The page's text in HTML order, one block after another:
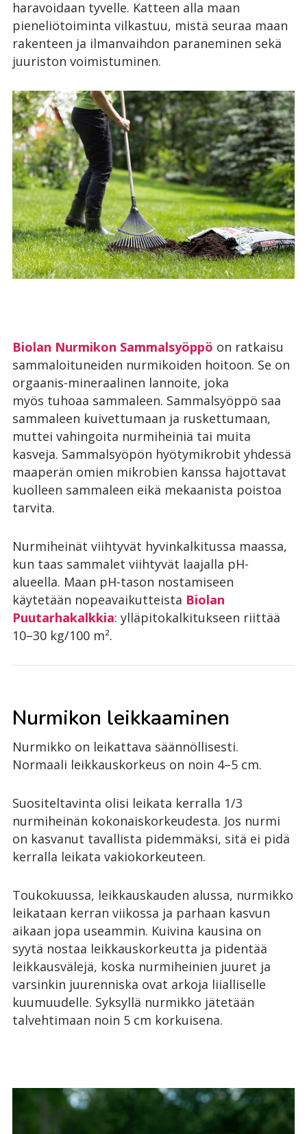
haravoidaan tyvelle. Katteen alla maan
pieneliötoiminta vilkastuu, mistä seuraa maan
rakenteen ja ilmanvaihdon paraneminen sekä
juuriston voimistuminen.
Biolan Nurmikon Sammalsyöppö on ratkaisu
sammaloituneiden nurmikoiden hoitoon. Se on
orgaanis-mineraalinen lannoite, joka
myös tuhoaa sammaleen. Sammalsyöppö saa
sammaleen kuivettumaan ja ruskettumaan,
muttei vahingoita nurmiheiniä tai muita
kasveja. Sammalsyöpön hyötymikrobit yhdessä
maaperän omien mikrobien kanssa hajottavat
kuolleen sammaleen eikä mekaanista poistoa
tarvita.
Nurmiheinät viihtyvät hyvinkalkitussa maassa,
kun taas sammalet viihtyvät laajalla pH-
alueella. Maan pH-tason nostamiseen
käytetään nopeavaikutteista Biolan
Puutarhakalkkia: ylläpitokalkitukseen riittää
10–30 kg/100 m².
Nurmikon leikkaaminen
Nurmikko on leikattava säännöllisesti.
Normaali leikkauskorkeus on noin 4–5 cm.
Suositeltavinta olisi leikata kerralla 1/3
nurmiheinän kokonaiskorkeudesta. Jos nurmi
on kasvanut tavallista pidemmäksi, sitä ei pidä
kerralla leikata vakiokorkeuteen.
Toukokuussa, leikkauskauden alussa, nurmikko
leikataan kerran viikossa ja parhaan kasvun
aikaan jopa useammin. Kuivina kausina on
syytä nostaa leikkauskorkeutta ja pidentää
leikkausvälejä, koska nurmiheinien juuret ja
varsinkin juurenniska ovat arkoja liialliselle
kuumuudelle. Syksyllä nurmikko jätetään
talvehtimaan noin 5 cm korkuisena.